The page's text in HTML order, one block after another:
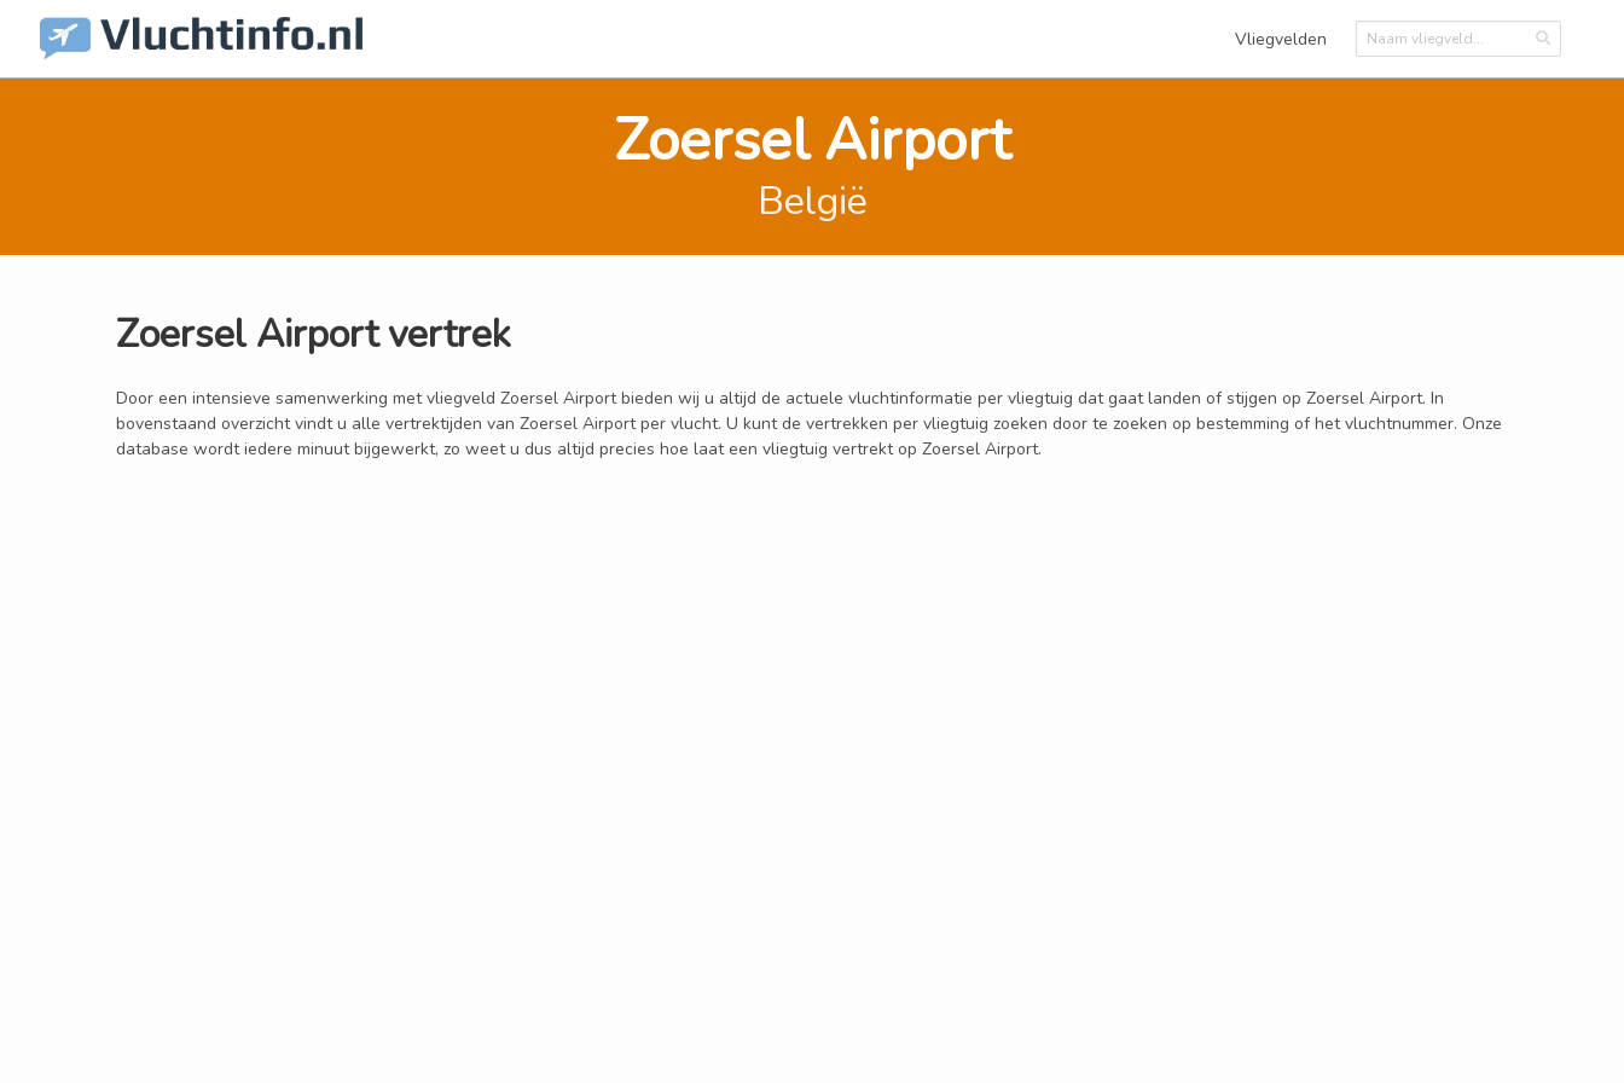
Vliegvelden
Zoersel Airport
België
Zoersel Airport vertrek
Door een intensieve samenwerking met vliegveld Zoersel Airport bieden wij u altijd de actuele vluchtinformatie per vliegtuig dat gaat landen of stijgen op Zoersel Airport. In
bovenstaand overzicht vindt u alle vertrektijden van Zoersel Airport per vlucht. U kunt de vertrekken per vliegtuig zoeken door te zoeken op bestemming of het vluchtnummer. Onze
database wordt iedere minuut bijgewerkt, zo weet u dus altijd precies hoe laat een vliegtuig vertrekt op Zoersel Airport.